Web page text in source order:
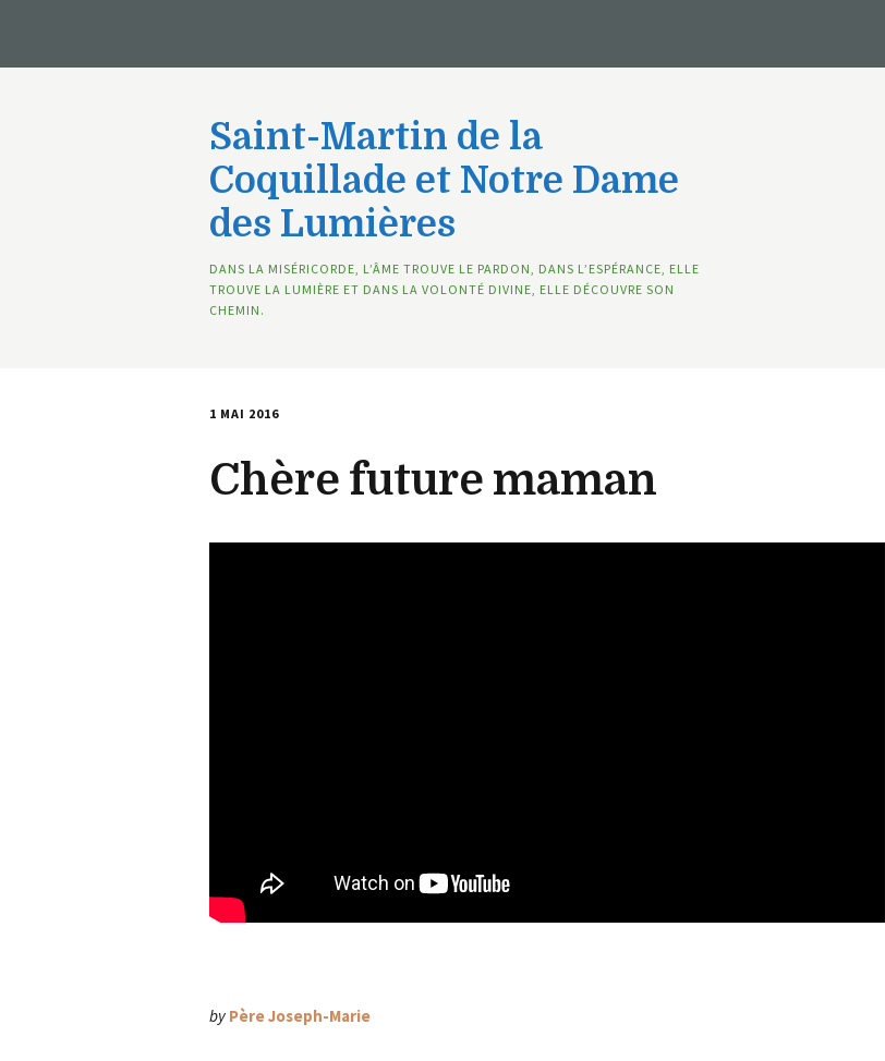
Saint-Martin de la
Coquillade et Notre Dame
des Lumières
DANS LA MISÉRICORDE, L’ÂME TROUVE LE PARDON, DANS L’ESPÉRANCE, ELLE
TROUVE LA LUMIÈRE ET DANS LA VOLONTÉ DIVINE, ELLE DÉCOUVRE SON
CHEMIN.
1 MAI 2016
Chère future maman
by Père Joseph-Marie